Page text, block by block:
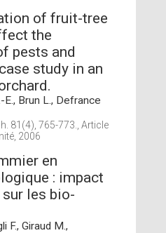
of fruit-tree
the
pests and
study in an
E., Brun L., Defrance
81(4), 765-773., Article
2006
en
: impact
les bio-
F., Giraud M.,